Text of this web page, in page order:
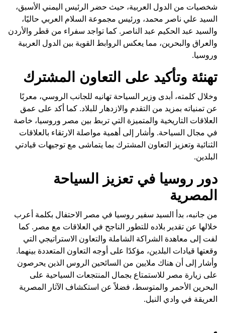
شخصيات من الدول العربية، حيث حضر الرئيس اليمني الأسبق،
السيد علي ناصر محمد، ورئيس مجموعة السلام العربي حاليًا،
والسيد عبد الحكيم عبد الناصر. كما تواجد سفراء من قطر والأردن
والعراق والبحرين، مما يعكس الروابط القوية بين الدول العربية
وروسيا.
تهنئة وتأكيد على التعاون المشترك
وخلال كلمته، أبدى وزير السياحة تهانيه للجانب الروسي، معربًا
عن تمنياته بمزيد من التقدم والازدهار للبلاد. كما أكد على عمق
العلاقات التاريخية والمتميزة التي تربط بين مصر وروسيا، خاصة
في مجال السياحة. وأشار إلى أهمية مواصلة الارتقاء بالعلاقات
الثنائية وتعزيز التعاون المشترك بما يتماشى مع توجيهات قيادتي
البلدين.
دور روسيا في تعزيز السياحة
المصرية
من جانبه، بدأ السيد سفير روسيا في مصر الاحتفال بكلمة أعرب
خلالها عن تقدير بلاده للتطور الناجح في العلاقات مع مصر. كما
لفت إلى معاهدة الشراكة الشاملة والتعاون الاستراتيجي التي
وقعتها قيادات البلدين، مؤكدًا على أوجه التعاون المتعددة بينهما.
وأشار إلى أن هناك ملايين من السائحين الروس الذين يحرصون
على زيارة مصر للاستمتاع بجمال المنتجعات السياحية على
البحرين الأحمر والمتوسط، فضلاً عن استكشاف الآثار المصرية
العريقة في وادي النيل.